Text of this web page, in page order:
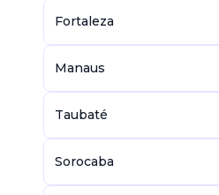
Fortaleza
Manaus
Taubaté
Sorocaba